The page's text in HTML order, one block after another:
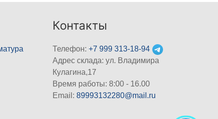
Контакты
Телефон:+7 999 313-18-94
Адрес склада: ул. Владимира
Кулагина,17
Время работы: 8:00 - 16.00
Email:89993132280@mail.ru